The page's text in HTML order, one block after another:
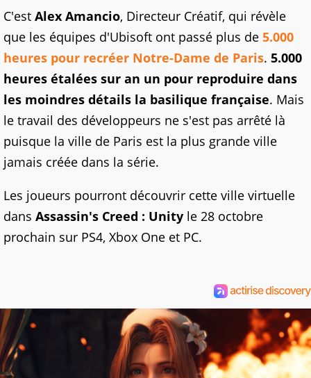
C'est Alex Amancio, Directeur Créatif, qui révèle
que les équipes d'Ubisoft ont passé plus de 5.000
heures pour recréer Notre-Dame de Paris. 5.000
heures étalées sur an un pour reproduire dans
les moindres détails la basilique française. Mais
le travail des développeurs ne s'est pas arrêté là
puisque la ville de Paris est la plus grande ville
jamais créée dans la série.
Les joueurs pourront découvrir cette ville virtuelle
dans Assassin's Creed : Unity le 28 octobre
prochain sur PS4, Xbox One et PC.